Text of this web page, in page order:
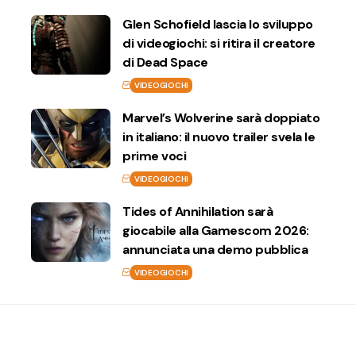
Glen Schofield lascia lo sviluppo
di videogiochi: si ritira il creatore
di Dead Space
VIDEOGIOCHI
Marvel’s Wolverine sarà doppiato
in italiano: il nuovo trailer svela le
prime voci
VIDEOGIOCHI
Tides of Annihilation sarà
giocabile alla Gamescom 2026:
annunciata una demo pubblica
VIDEOGIOCHI